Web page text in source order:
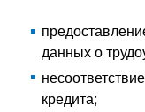
данных о
кредита;